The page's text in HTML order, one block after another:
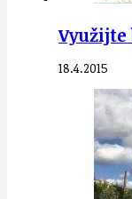
Využijte
18.4.2015